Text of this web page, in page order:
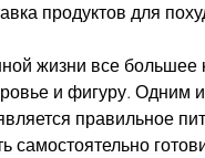
продуктов для
жизни все
и фигуру. Одним
правильное
самостоятельно